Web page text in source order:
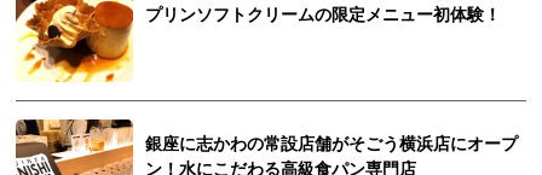
プリンソフトクリームの限定メニュー初体験！
銀座に志かわの常設店舗がそごう横浜店にオープ
ン！水にこだわる高級食パン専門店